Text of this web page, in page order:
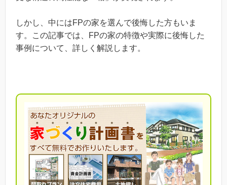
しかし、中にはFPの家を選んで後悔した方もいま
す。この記事では、FPの家の特徴や実際に後悔した
事例について、詳しく解説します。